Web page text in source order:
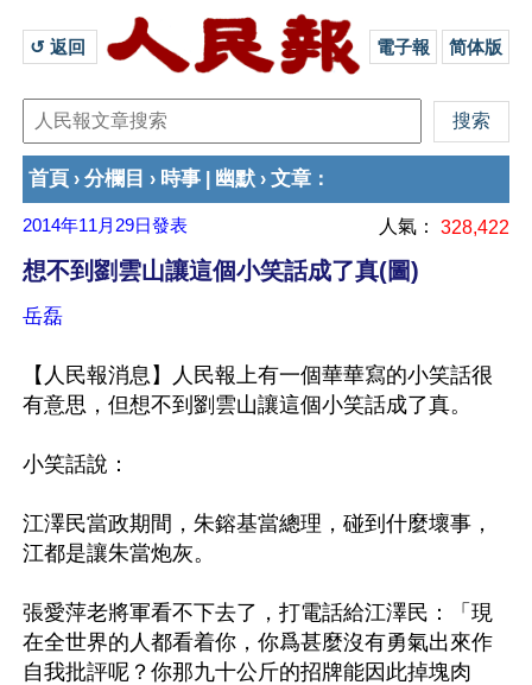
↺ 返回 電子報 简体版
首頁 › 分欄目 › 時事 幽默 › 文章 ：
2014年11月29日發表 人氣： 328,422
想不到劉雲山讓這個小笑話成了真(圖)
岳磊
【人民報消息】人民報上有一個華華寫的小笑話很
有意思，但想不到劉雲山讓這個小笑話成了真。
小笑話說：
江澤民當政期間，朱鎔基當總理，碰到什麼壞事，
江都是讓朱當炮灰。
張愛萍老將軍看不下去了，打電話給江澤民：「現
在全世界的人都看着你，你爲甚麼沒有勇氣出來作
自我批評呢？你那九十公斤的招牌能因此掉塊肉